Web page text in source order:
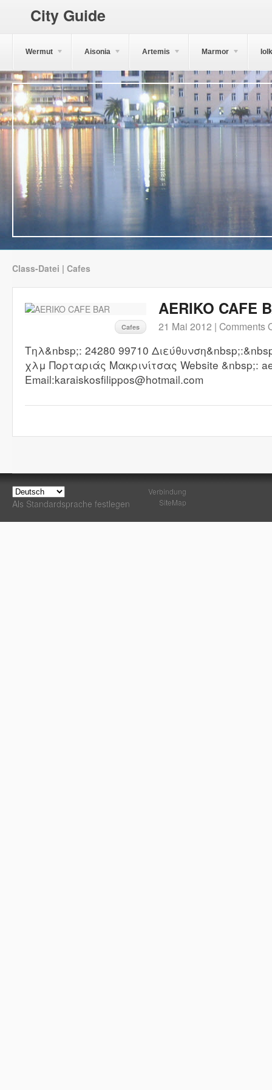
City Guide
Wermut Aisonia Artemis Marmor
Class-Datei | Cafes
Cafes
AERIKO CAFE
21 Mai 2012 | Comments
Τηλ&nbsp;: 24280 99710
χλμ Πορταριάς Μακρινίτσας Website &nbsp;:
Email:karaiskosfilippos@hotmail.com
Als Standardsprache festlegen
Verbindung
SiteMap